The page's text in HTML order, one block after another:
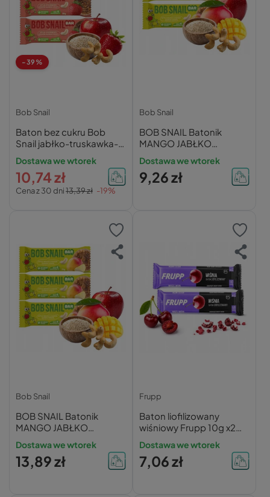
-39%
Bob Snail
Baton bez cukru Bob
Snail jabłko-truskawka-
orzech 35g x3
Dostawa we wtorek
Cena z 30 dni13,39 zł -19%
10,74 zł
Bob Snail
BOB SNAIL Batonik
MANGO JABŁKO
NERKOWCE QUINOA
Bez Dodatku Cukru 35g
x2
Dostawa we wtorek
9,26 zł
Bob Snail
BOB SNAIL Batonik
MANGO JABŁKO
NERKOWCE QUINOA
Bez Dodatku Cukru 35g
x3
Dostawa we wtorek
13,89 zł
Frupp
Baton liofilizowany
wiśniowy Frupp 10g x2
bez glutenu
Dostawa we wtorek
7,06 zł